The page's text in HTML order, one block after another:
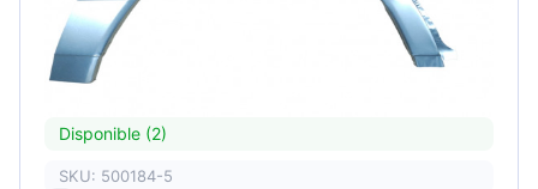
Disponible (2)
SKU: 500184-5